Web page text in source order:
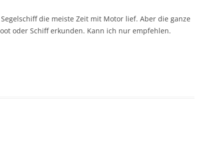
die meiste Zeit mit Motor lief. Aber die ganze
oder Schiff erkunden. Kann ich nur empfehlen.